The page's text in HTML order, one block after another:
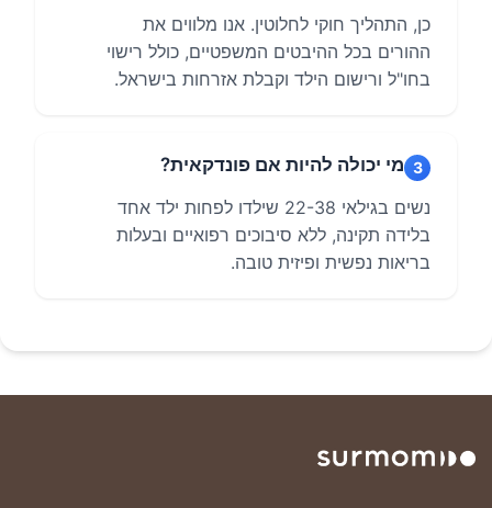
כן, התהליך חוקי לחלוטין. אנו מלווים את
ההורים בכל ההיבטים המשפטיים, כולל רישוי
בחו"ל ורישום הילד וקבלת אזרחות בישראל.
3 מי יכולה להיות אם פונדקאית?
נשים בגילאי 22-38 שילדו לפחות ילד אחד
בלידה תקינה, ללא סיבוכים רפואיים ובעלות
בריאות נפשית ופיזית טובה.